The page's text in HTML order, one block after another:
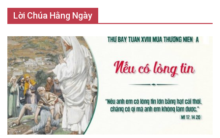
Lời Chúa Hằng Ngày